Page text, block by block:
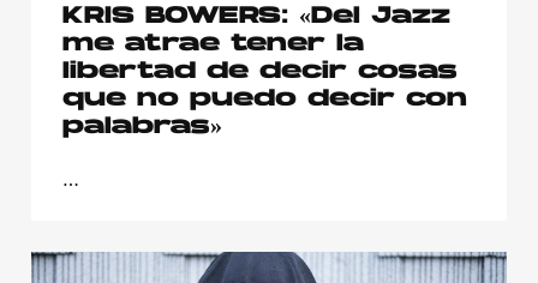
KRIS BOWERS: «Del Jazz
me atrae tener la
libertad de decir cosas
que no puedo decir con
palabras»
…